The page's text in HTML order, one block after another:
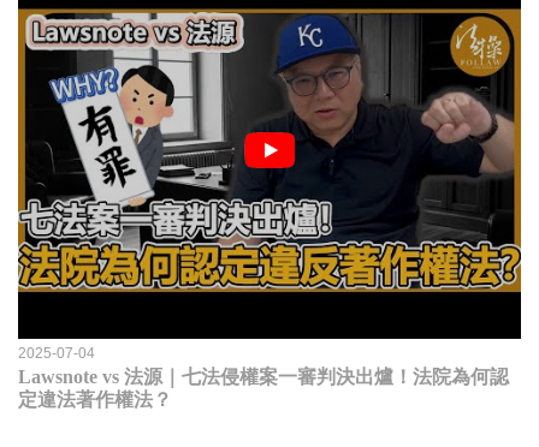
2025-07-04
Lawsnote vs 法源｜七法侵權案一審判決出爐！法院為何認
定違法著作權法？